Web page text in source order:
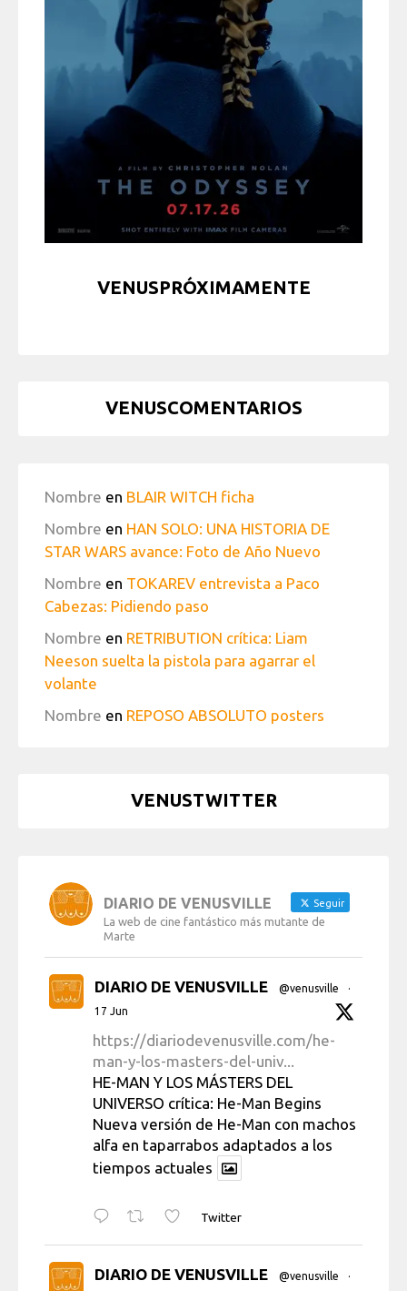
VENUSPRÓXIMAMENTE
VENUSCOMENTARIOS
Nombre en BLAIR WITCH ficha
Nombre en HAN SOLO: UNA HISTORIA DE
STAR WARS avance: Foto de Año Nuevo
Nombre en TOKAREV entrevista a Paco
Cabezas: Pidiendo paso
Nombre en RETRIBUTION crítica: Liam
Neeson suelta la pistola para agarrar el
volante
Nombre en REPOSO ABSOLUTO posters
VENUSTWITTER
DIARIO DE VENUSVILLE Seguir
La web de cine fantástico más mutante de
Marte
DIARIO DE VENUSVILLE @venusville
·
17 Jun
https://diariodevenusville.com/he-
man-y-los-masters-del-univ...
HE-MAN Y LOS MÁSTERS DEL
UNIVERSO crítica: He-Man Begins
Nueva versión de He-Man con machos
alfa en taparrabos adaptados a los
tiempos actuales
Twitter
DIARIO DE VENUSVILLE @venusville
·